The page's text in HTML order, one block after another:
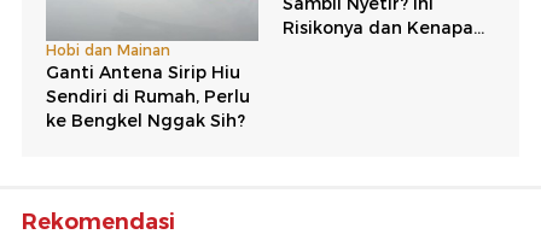
Rekomendasi